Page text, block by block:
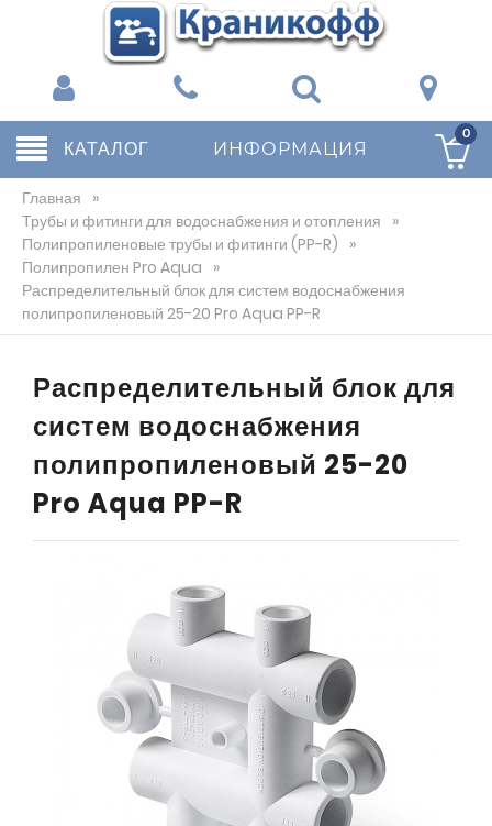
КАТАЛОГ ИНФОРМАЦИЯ
0
Главная »
Трубы и фитинги для водоснабжения и отопления »
Полипропиленовые трубы и фитинги (PP-R) »
Полипропилен Pro Aqua »
Распределительный блок для систем водоснабжения
полипропиленовый 25-20 Pro Aqua PP-R
Распределительный блок для
систем водоснабжения
полипропиленовый 25-20
Pro Aqua PP-R